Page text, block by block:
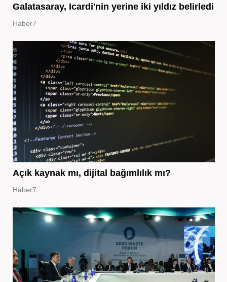
Galatasaray, Icardi'nin yerine iki yıldız belirledi
Haber7
Açık kaynak mı, dijital bağımlılık mı?
Haber7